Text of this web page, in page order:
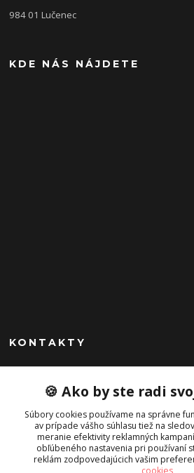
984 01 Lučenec
KDE NÁS NÁJDETE
KONTAKTY
Peknekabelky.sk
+421 949747302
Po-Pia 10-16
info@peknekabelky.sk
🍪 Ako by ste radi
Súbory cookies používame na správne
av prípade vášho súhlasu tiež na
meranie efektivity reklamných
obľúbeného nastavenia pri používaní
reklám zodpovedajúcich vašim
cookies